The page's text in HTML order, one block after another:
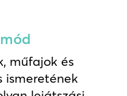
műfajok és
ismeretének